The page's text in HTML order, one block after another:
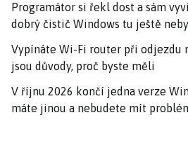
Programátor si řekl dost a sám
dobrý čistič Windows tu ještě
Vypínáte Wi-Fi router při odjezdu
jsou důvody, proč byste měli
V říjnu 2026 končí jedna verze
máte jinou a nebudete mít